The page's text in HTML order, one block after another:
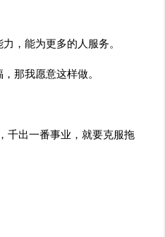
，能为更多的人服务。
那我愿意这样做。
千出一番事业，就要克服拖